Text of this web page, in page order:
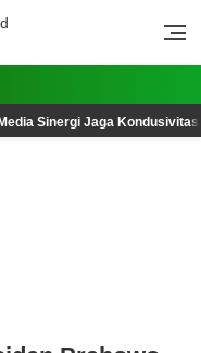
Sinergi Jaga